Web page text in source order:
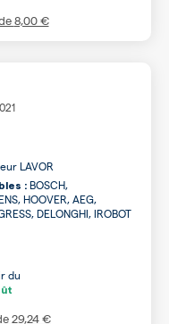
8,00 €
LAVOR
: BOSCH,
HOOVER, AEG,
DELONGHI, IROBOT
du
29,24 €